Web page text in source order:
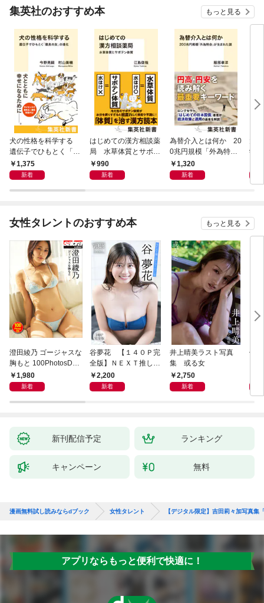
集英社のおすすめ本 もっと見る
犬の性格を科学する
遺伝子でひもとく「最
良の友」の進化
1,375
新着
はじめての漢方相談薬
局 水草体質とサボテ
ン体質
990
新着
為替介入とは何か 20
0兆円規模「外為特
会」が生まれた謎
1,320
新着
学
女性タレントのおすすめ本 もっと見る
澄田綾乃 ゴージャスな
胸もと 100PhotosDX
[sabra net e-Book]
1,980
新着
谷夢花 【１４０Ｐ完
全版】ＮＥＸＴ推しガ
ール！ １～４ ヤン
マガデジタル写真集
2,200
新着
井上晴美ラスト写真
集 或る女
2,750
新着
似
写
新刊配信予定 ランキング
キャンペーン 無料
漫画無料試し読みならdブック 女性タレント 【デジタル限定】吉田莉々加写真集
アプリならもっと便利で快適に！